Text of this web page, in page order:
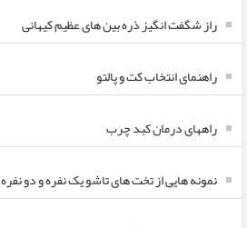
راز شگفت انگیز ذره بین های عظیم کیهانی
راهنمای انتخاب کت و پالتو
راههای درمان کبد چرب
نمونه هایی از تخت های تاشو یک نفره و دو نفره